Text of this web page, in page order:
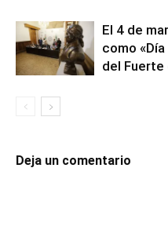
El 4 de
como
del Fuerte
Deja un comentario